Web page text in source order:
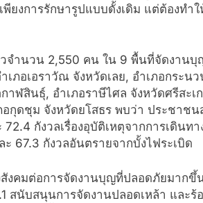
ยงการรักษารูปแบบดั้งเดิม แต่ต้องทำ
จำนวน 2,550 คน ใน 9 พื้นที่จัดงานบุ
ภอเอราวัณ จังหวัดเลย, อำเภอกระน
ฬสินธุ์, อำเภอราษีไศล จังหวัดศรีสะเ
อกุดชุม จังหวัดยโสธร พบว่า ประชาช
กังวลเรื่องอุบัติเหตุจากการเดินทา
67.3 กังวลอันตรายจากบั้งไฟระเบิด
งคมต่อการจัดงานบุญที่ปลอดภัยมากขึ้
สนับสนุนการจัดงานปลอดเหล้า และร้